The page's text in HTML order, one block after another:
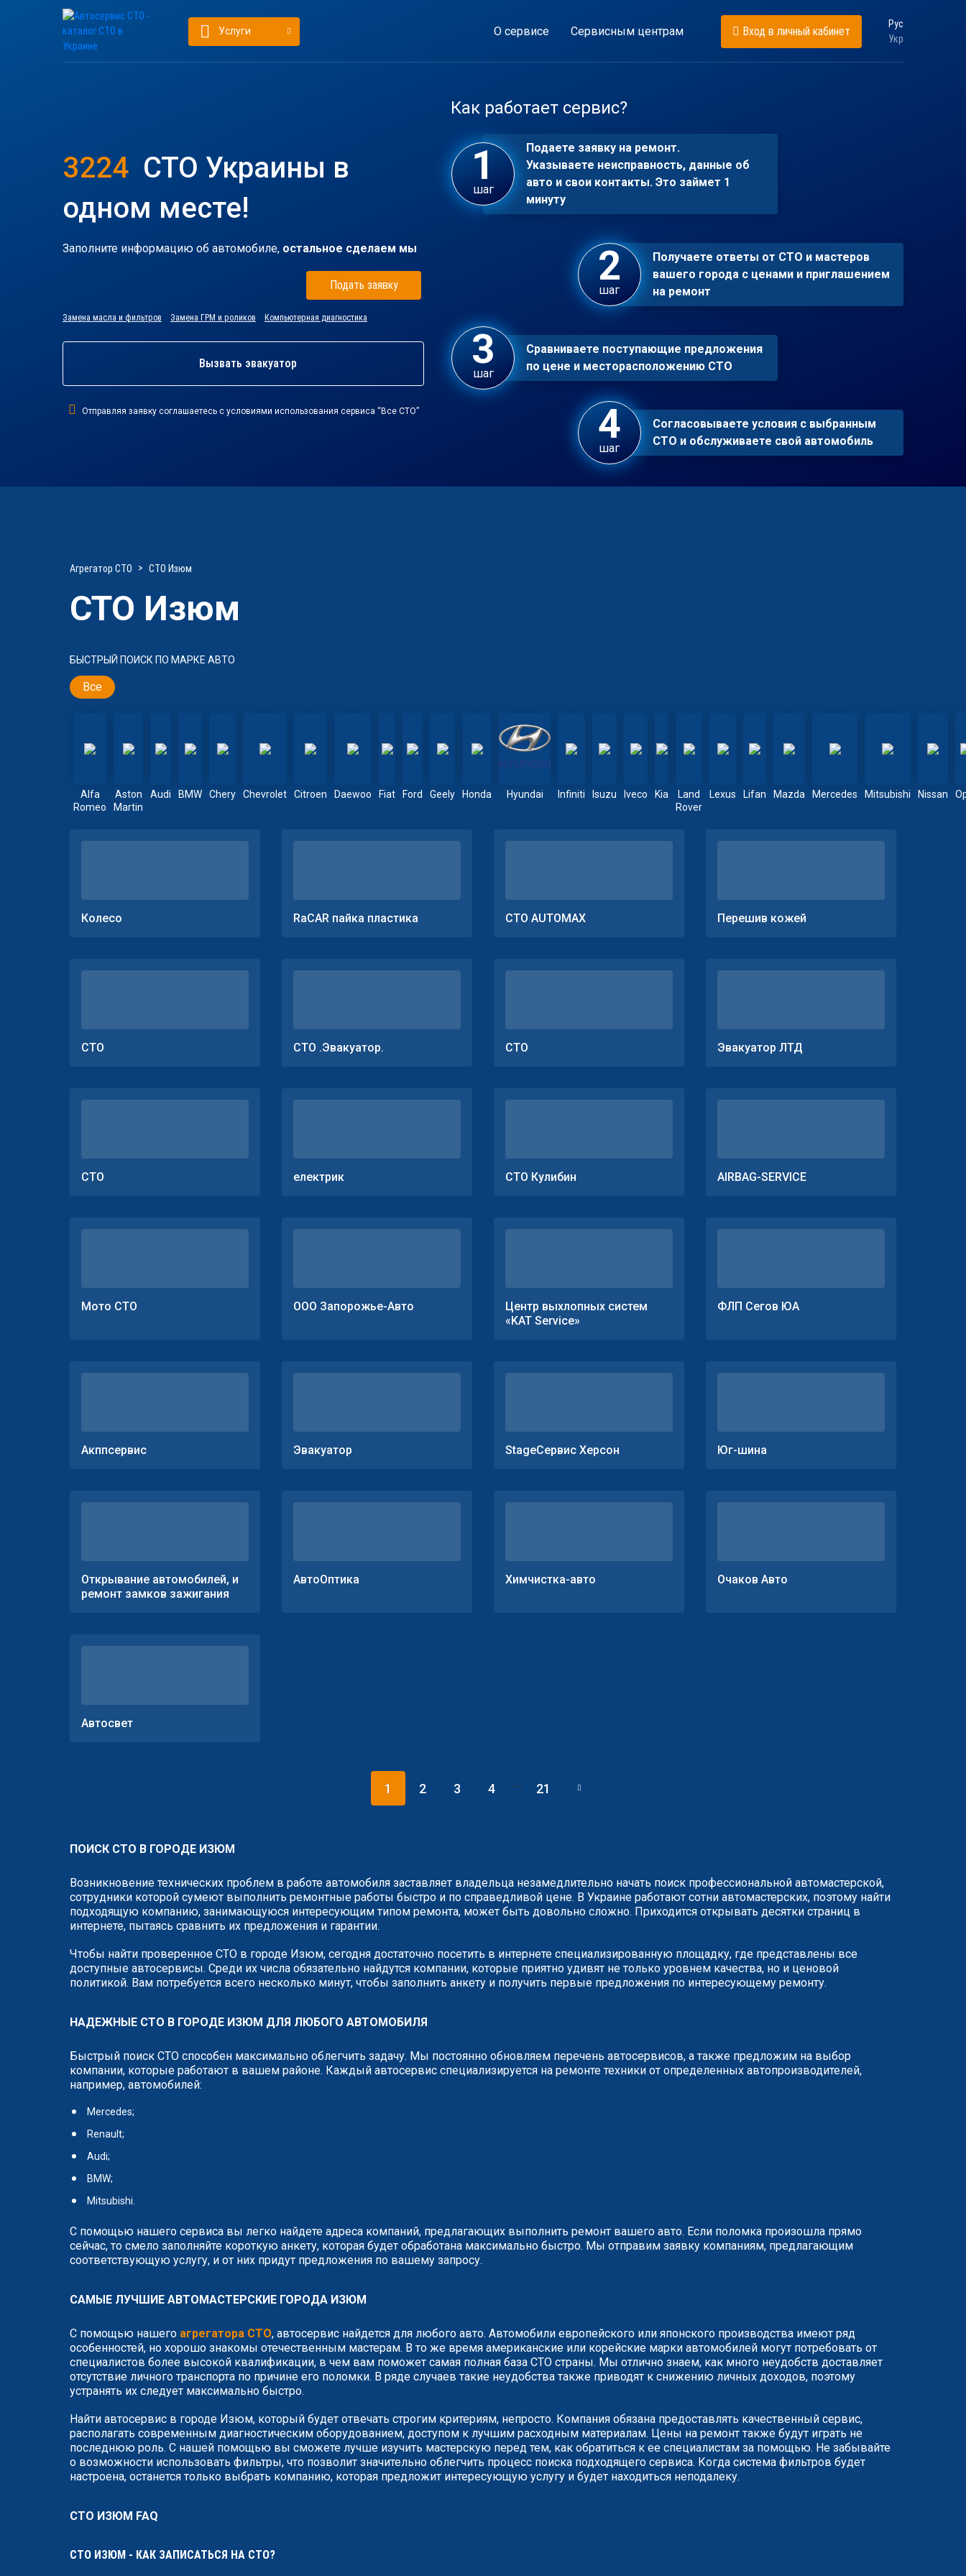
Услуги О сервисе Сервисным центрам Вход в личный кабинет
Рус
Укр
3224 СТО Украины в
одном месте!
Заполните информацию об автомобиле, остальное сделаем мы
Подать заявку
Замена масла и фильтров Замена ГРМ и роликов Компьютерная диагностика
Вызвать эвакуатор
Отправляя заявку соглашаетесь с условиями использования сервиса “Все СТО”
Как работает сервис?
шаг
Подаете заявку на ремонт.
Указываете неисправность, данные об
авто и свои контакты. Это займет 1
минуту
шаг
Получаете ответы от СТО и мастеров
вашего города с ценами и приглашением
на ремонт
шаг
Сравниваете поступающие предложения
по цене и месторасположению СТО
шаг
Согласовываете условия с выбранным
СТО и обслуживаете свой автомобиль
Агрегатор СТО СТО Изюм
СТО Изюм
БЫСТРЫЙ ПОИСК ПО МАРКЕ АВТО
Все
Alfa
Romeo
Aston
Martin
Audi BMW Chery Chevrolet Citroen Daewoo Fiat Ford Geely Honda Hyundai Infiniti Isuzu Iveco Kia
Land
Rover
Lexus Lifan Mazda Mercedes Mitsubishi Nissan
Колесо RaCAR пайка пластика СТО AUTOMAX Перешив кожей
СТО СТО .Эвакуатор. СТО Эвакуатор ЛТД
СТО електрик СТО Кулибин AIRBAG-SERVICE
Мото СТО ООО Запорожье-Авто
Центр выхлопных систем
«KAT Service»
ФЛП Сегов ЮА
Акппсервис Эвакуатор StageСервис Херсон Юг-шина
Открывание автомобилей, и
ремонт замков зажигания
АвтоОптика Химчистка-авто Очаков Авто
Автосвет
1 2 3 4 ... 21
ПОИСК СТО В ГОРОДЕ ИЗЮМ
Возникновение технических проблем в работе автомобиля заставляет владельца незамедлительно начать поиск профессиональной автомастерской,
сотрудники которой сумеют выполнить ремонтные работы быстро и по справедливой цене. В Украине работают сотни автомастерских, поэтому найти
подходящую компанию, занимающуюся интересующим типом ремонта, может быть довольно сложно. Приходится открывать десятки страниц в
интернете, пытаясь сравнить их предложения и гарантии.
Чтобы найти проверенное СТО в городе Изюм, сегодня достаточно посетить в интернете специализированную площадку, где представлены все
доступные автосервисы. Среди их числа обязательно найдутся компании, которые приятно удивят не только уровнем качества, но и ценовой
политикой. Вам потребуется всего несколько минут, чтобы заполнить анкету и получить первые предложения по интересующему ремонту.
НАДЕЖНЫЕ СТО В ГОРОДЕ ИЗЮМ ДЛЯ ЛЮБОГО АВТОМОБИЛЯ
Быстрый поиск СТО способен максимально облегчить задачу. Мы постоянно обновляем перечень автосервисов, а также предложим на выбор
компании, которые работают в вашем районе. Каждый автосервис специализируется на ремонте техники от определенных автопроизводителей,
например, автомобилей:
Mercedes;
Renault;
Audi;
BMW;
Mitsubishi.
С помощью нашего сервиса вы легко найдете адреса компаний, предлагающих выполнить ремонт вашего авто. Если поломка произошла прямо
сейчас, то смело заполняйте короткую анкету, которая будет обработана максимально быстро. Мы отправим заявку компаниям, предлагающим
соответствующую услугу, и от них придут предложения по вашему запросу.
САМЫЕ ЛУЧШИЕ АВТОМАСТЕРСКИЕ ГОРОДА ИЗЮМ
С помощью нашего агрегатора СТО, автосервис найдется для любого авто. Автомобили европейского или японского производства имеют ряд
особенностей, но хорошо знакомы отечественным мастерам. В то же время американские или корейские марки автомобилей могут потребовать от
специалистов более высокой квалификации, в чем вам поможет самая полная база СТО страны. Мы отлично знаем, как много неудобств доставляет
отсутствие личного транспорта по причине его поломки. В ряде случаев такие неудобства также приводят к снижению личных доходов, поэтому
устранять их следует максимально быстро.
Найти автосервис в городе Изюм, который будет отвечать строгим критериям, непросто. Компания обязана предоставлять качественный сервис,
располагать современным диагностическим оборудованием, доступом к лучшим расходным материалам. Цены на ремонт также будут играть не
последнюю роль. С нашей помощью вы сможете лучше изучить мастерскую перед тем, как обратиться к ее специалистам за помощью. Не забывайте
о возможности использовать фильтры, что позволит значительно облегчить процесс поиска подходящего сервиса. Когда система фильтров будет
настроена, останется только выбрать компанию, которая предложит интересующую услугу и будет находиться неподалеку.
СТО ИЗЮМ FAQ
СТО ИЗЮМ - КАК ЗАПИСАТЬСЯ НА СТО?